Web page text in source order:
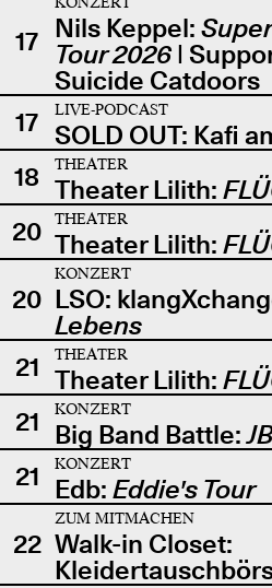
17 Nils Keppel:
Tour 2026|
Suicide Catdoors
17
LIVE-PODCAST
SOLD OUT: Kafi
18
THEATER
Theater Lilith:
20
THEATER
Theater Lilith:
20
KONZERT
LSO:
Lebens
21
THEATER
Theater Lilith:
21
KONZERT
Big Band Battle:
21
KONZERT
Edb: Eddie's Tour
22
ZUM MITMACHEN
Walk-in Closet: